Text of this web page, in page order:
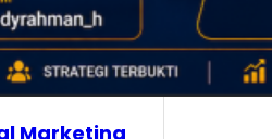
Marketing